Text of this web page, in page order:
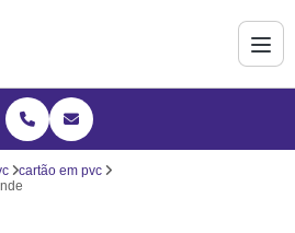
cartão em pvc